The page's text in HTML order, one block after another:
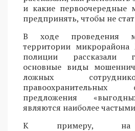
и какие первоочередные
предпринять, чтобы не
В ходе проведения
территории
полиции рассказали
основные виды
ложных
предложения
являются наиболее
К примеру, на